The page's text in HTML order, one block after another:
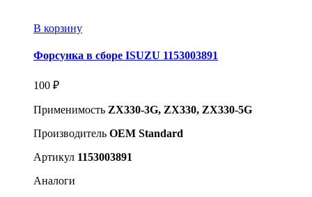
В корзину
Форсунка в сборе ISUZU 1153003891
100 ₽
Применимость ZX330-3G, ZX330, ZX330-5G
Производитель OEM Standard
Артикул 1153003891
Аналоги